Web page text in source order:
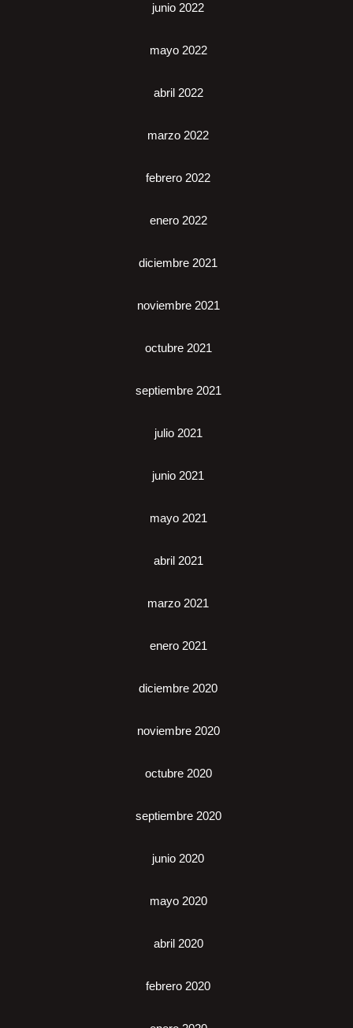
junio 2022
mayo 2022
abril 2022
marzo 2022
febrero 2022
enero 2022
diciembre 2021
noviembre 2021
octubre 2021
septiembre 2021
julio 2021
junio 2021
mayo 2021
abril 2021
marzo 2021
enero 2021
diciembre 2020
noviembre 2020
octubre 2020
septiembre 2020
junio 2020
mayo 2020
abril 2020
febrero 2020